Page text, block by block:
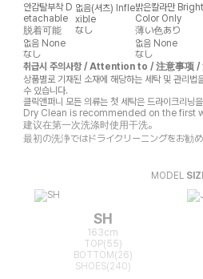
안감탈부착 D
etachable
脱着可能
없음(셔츠) Infle
xible
なし
밝은칼라만 Bright
Color Only
薄い色あり
없음 None
なし
없음 None
なし
취급시 주의사항 / Attention to / 注意事项 /
상품별로 기재된 소재에 해당하는 세탁 및 관리법
수 있습니다.
클릭앤퍼니 모든 의류는 첫 세탁은 드라이크리닝
Dry Clean is recommended on the first
建议在第一次洗涤时使用干洗。
最初の洗浄ではドライクリーニングをお勧め
MODEL
SH
163cm
TOP(55)
BOTTOM(26)
SHOES(240)